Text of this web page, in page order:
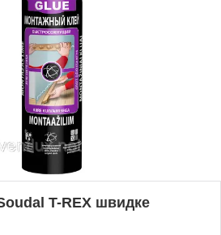
T-REX швидке